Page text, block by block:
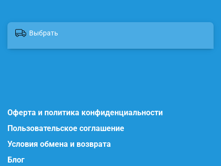
Выбрать
Оферта и политика конфиденциальности
Пользовательское соглашение
Условия обмена и возврата
Блог